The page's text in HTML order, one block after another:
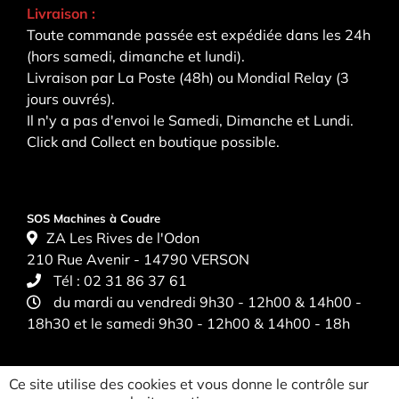
Livraison :
Toute commande passée est expédiée dans les 24h
(hors samedi, dimanche et lundi).
Livraison par La Poste (48h) ou Mondial Relay (3
jours ouvrés).
Il n'y a pas d'envoi le Samedi, Dimanche et Lundi.
Click and Collect en boutique possible.
SOS Machines à Coudre
ZA Les Rives de l'Odon
210 Rue Avenir - 14790 VERSON
Tél : 02 31 86 37 61
du mardi au vendredi 9h30 - 12h00 & 14h00 -
18h30 et le samedi 9h30 - 12h00 & 14h00 - 18h
Ce site utilise des cookies et vous donne le contrôle sur